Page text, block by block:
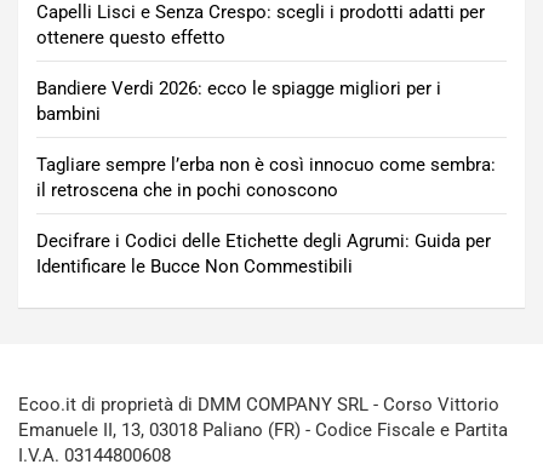
Capelli Lisci e Senza Crespo: scegli i prodotti adatti per
ottenere questo effetto
Bandiere Verdi 2026: ecco le spiagge migliori per i
bambini
Tagliare sempre l’erba non è così innocuo come sembra:
il retroscena che in pochi conoscono
Decifrare i Codici delle Etichette degli Agrumi: Guida per
Identificare le Bucce Non Commestibili
Ecoo.it di proprietà di DMM COMPANY SRL - Corso Vittorio
Emanuele II, 13, 03018 Paliano (FR) - Codice Fiscale e Partita
I.V.A. 03144800608